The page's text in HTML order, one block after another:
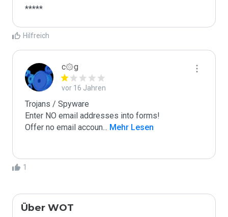
*****
Hilfreich
c۞g
vor 16 Jahren
Trojans / Spyware
Enter NO email addresses into forms!
Offer no email accoun... Mehr Lesen
1
Über WOT